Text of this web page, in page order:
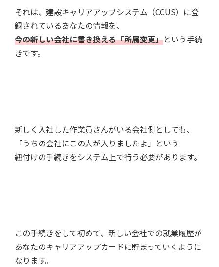
それは、建設キャリアアップシステム（CCUS）に登
録されているあなたの情報を、
今の新しい会社に書き換える「所属変更」という手続
きです。
新しく入社した作業員さんがいる会社側としても、
「うちの会社にこの人が入りましたよ」という
紐付けの手続きをシステム上で行う必要があります。
この手続きをして初めて、新しい会社での就業履歴が
あなたのキャリアアップカードに貯まっていくように
なります。